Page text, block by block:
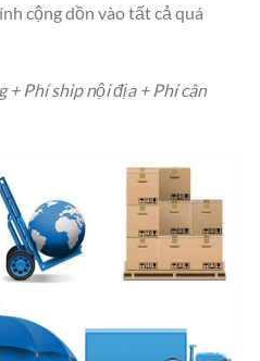
cộng dồn vào tất cả quá
+ Phí ship nội địa + Phí cân